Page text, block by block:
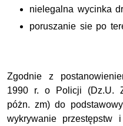
nielegalna wycinka
poruszanie sie po
Zgodnie z
1990 r. o Policji (Dz.U.
póżn. zm) do
wykrywanie